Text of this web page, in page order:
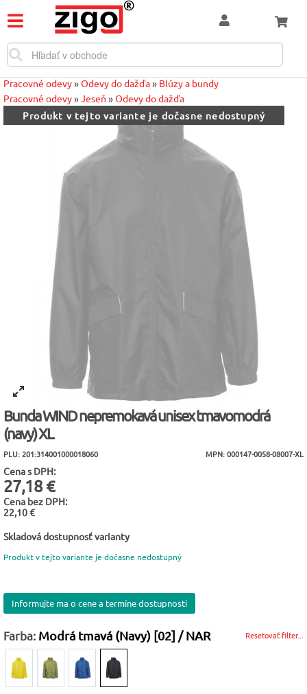
Pracovné odevy»Odevy do dažďa» Blúzy a bundy
Pracovné odevy»Jeseň »Odevy do dažďa
Produkt v tejto variante je dočasne nedostupný
Bunda WIND nepremokavá unisex tmavomodrá
(navy) XL
PLU: 201:314001000018060 MPN: 000147-0058-08007-XL
Cena s DPH:
27,18 €
Cena bez DPH:
22,10 €
Skladová dostupnosť varianty
Produkt v tejto variante je dočasne nedostupný
Informujte ma o cene a termíne dostupnosti
Resetovať filter...
Farba: Modrá tmavá (Navy) [02] / NAR